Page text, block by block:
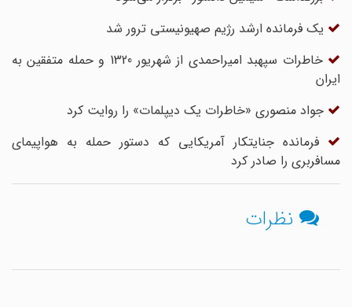
یک فرمانده ارشد رژیم صهیونیستی ترور شد
خاطرات سپهبد امیراحمدی از شهریور 1320 و حمله متفقین به
ایران
جواد منصوری «خاطرات یک دیپلمات» را روایت کرد
فرمانده جنایتکار آمریکایی که دستور حمله به هواپیمای
مسافربری را صادر کرد
نظرات